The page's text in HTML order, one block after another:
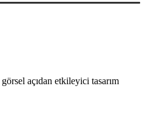
açıdan etkileyici tasarım